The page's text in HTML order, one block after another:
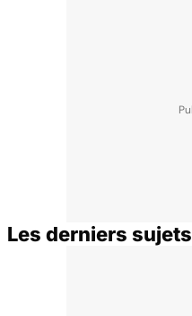
Les derniers sujets